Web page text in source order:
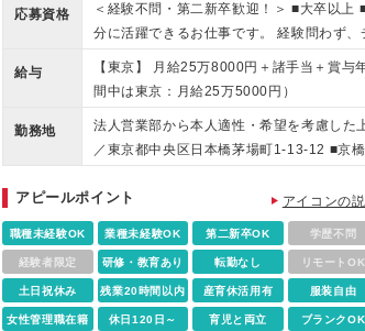
応募資格
＜経験不問・第二新卒歓迎！＞ ■大卒以
分に活躍できるお仕事です。 経験問わず
度、能力等により判断） 更新上限 有（60
給与
【東京】 月給25万8000円＋諸手当＋賞
間中は東京：月給25万5000円）
勤務地
法人営業部から本人適性・希望を考慮し
／東京都中央区日本橋茅場町1-13-12 ■京
業部／東京都千代田区麹町6-6-2 ※(変更の
アピールポイント アイコンの
職種未経験OK 業種未経験OK 第二新卒OK 学歴不問
経験者限定 研修・教育あり 転勤なし リモートOK
土日祝休み 残業20時間以内 産育休活用有 服装自由
女性管理職在籍 休日120日～ 育児と両立 ブランクOK